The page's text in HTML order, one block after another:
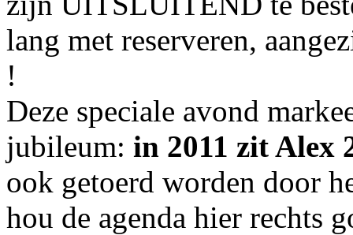
lang met reserveren,
!
Deze speciale avond
jubileum: in 2011 zit
ook getoerd worden door
hou de agenda hier rechts